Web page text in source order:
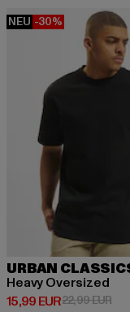
NEU -30%
URBAN
Heavy Oversized
15,99 EUR
Derzeitiger Preis:
22,99 EUR